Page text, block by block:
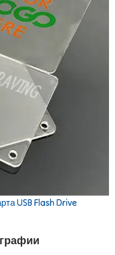
USB Flash Drive